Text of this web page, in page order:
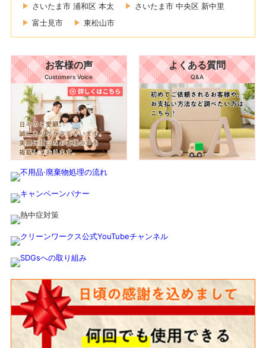
さいたま市 浦和区 本太
さいたま市 中央区 新中里
富士見市
東松山市
お客様の声
Customers Voice
よくある質問
Q&A